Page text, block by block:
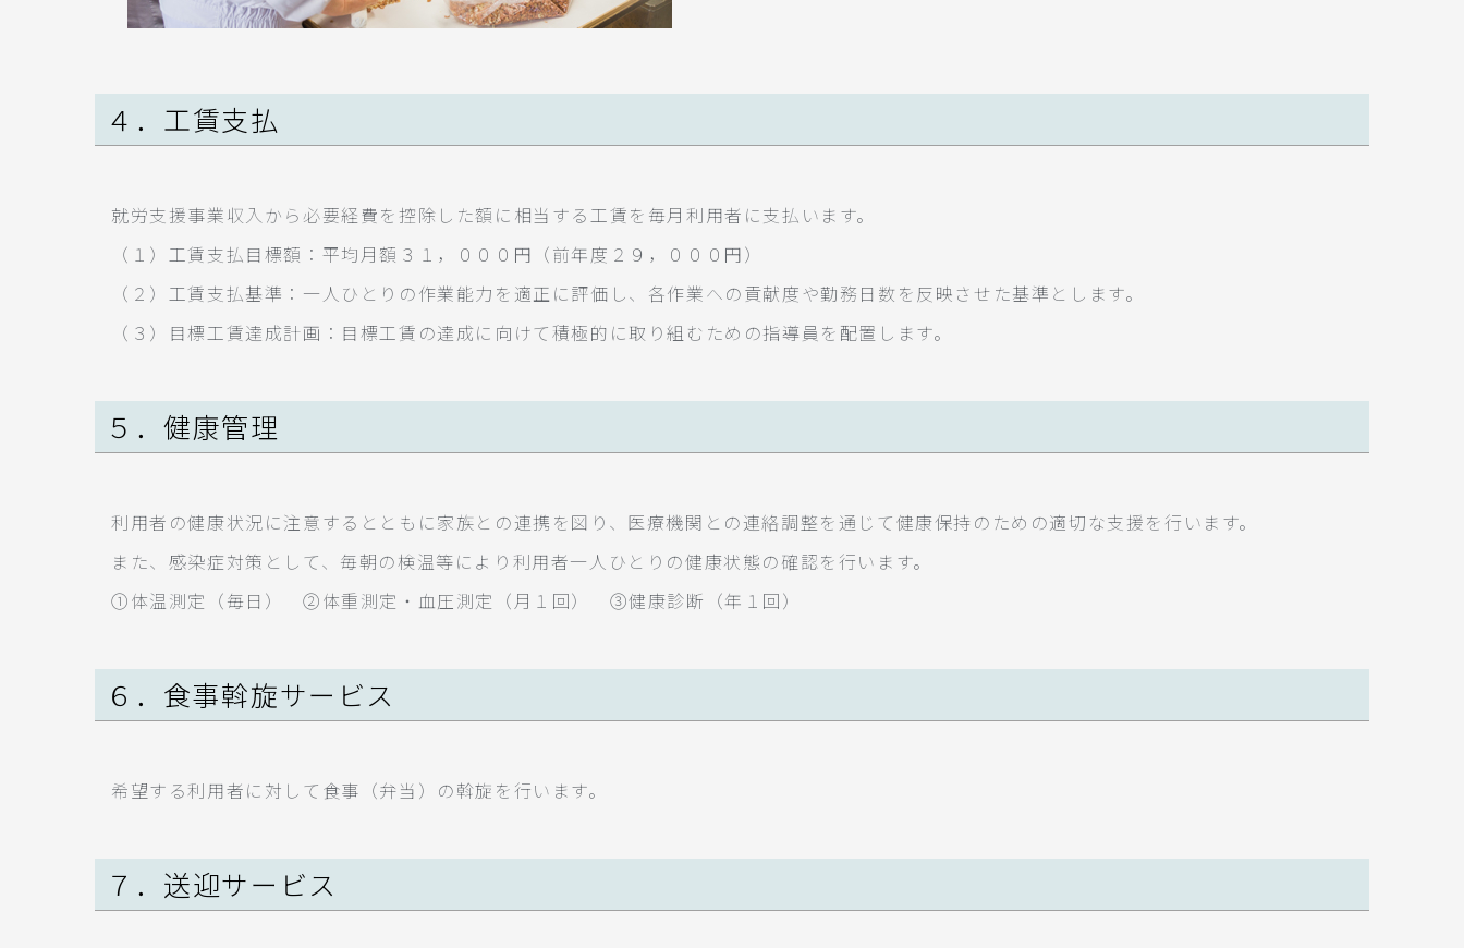
４．工賃支払
就労支援事業収入から必要経費を控除した額に相当する工賃を毎月利用者に支払います。
（１）工賃支払目標額：平均月額３１，０００円（前年度２９，０００円）
（２）工賃支払基準：一人ひとりの作業能力を適正に評価し、各作業への貢献度や勤務日数を反映させた基準とします。
（３）目標工賃達成計画：目標工賃の達成に向けて積極的に取り組むための指導員を配置します。
５．健康管理
利用者の健康状況に注意するとともに家族との連携を図り、医療機関との連絡調整を通じて健康保持のための適切な支援を行います。
また、感染症対策として、毎朝の検温等により利用者一人ひとりの健康状態の確認を行います。
①体温測定（毎日） ②体重測定・血圧測定（月１回） ③健康診断（年１回）
６．食事斡旋サービス
希望する利用者に対して食事（弁当）の斡旋を行います。
７．送迎サービス